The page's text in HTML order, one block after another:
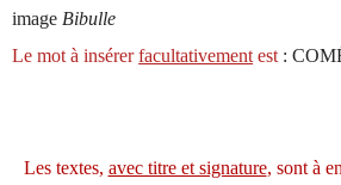
image Bibulle
Le mot à insérerfacultativement est :
Les textes, avec titre et signature, sont à